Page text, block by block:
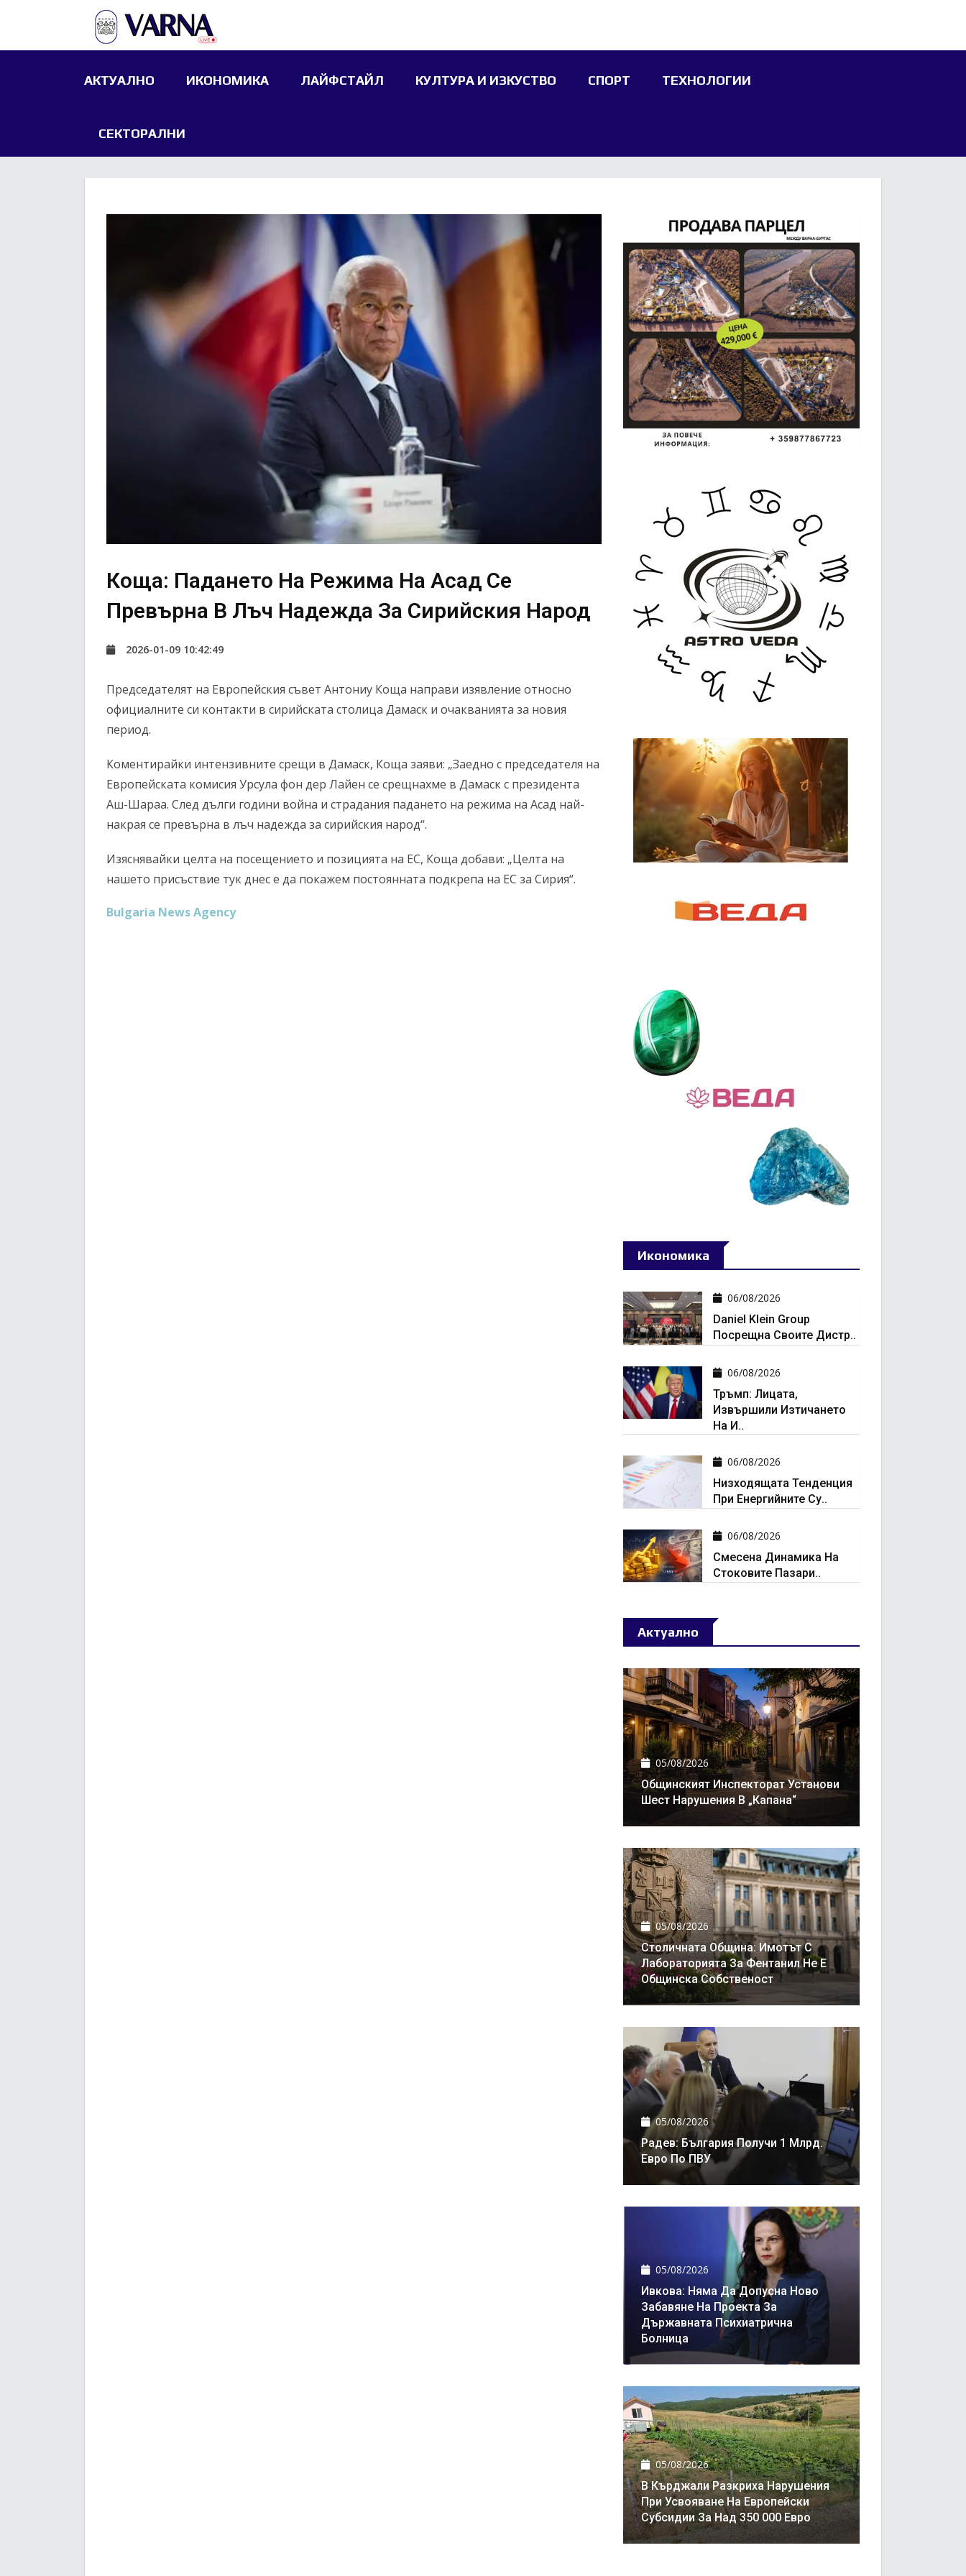
АКТУАЛНО ИКОНОМИКА ЛАЙФСТАЙЛ КУЛТУРА И ИЗКУСТВО СПОРТ ТЕХНОЛОГИИ
СЕКТОРАЛНИ
Коща: Падането На Режима На Асад Се
Превърна В Лъч Надежда За Сирийския Народ
2026-01-09 10:42:49
Председателят на Европейския съвет Антониу Коща направи изявление относно
официалните си контакти в сирийската столица Дамаск и очакванията за новия
период.
Коментирайки интензивните срещи в Дамаск, Коща заяви: „Заедно с председателя на
Европейската комисия Урсула фон дер Лайен се срещнахме в Дамаск с президента
Аш-Шараа. След дълги години война и страдания падането на режима на Асад най-
накрая се превърна в лъч надежда за сирийския народ“.
Изяснявайки целта на посещението и позицията на ЕС, Коща добави: „Целта на
нашето присъствие тук днес е да покажем постоянната подкрепа на ЕС за Сирия“.
Bulgaria News Agency
Икономика
06/08/2026
Daniel Klein Group
Посрещна Своите Дистр..
06/08/2026
Тръмп: Лицата,
Извършили Изтичането
На И..
06/08/2026
Низходящата Тенденция
При Енергийните Су..
06/08/2026
Смесена Динамика На
Стоковите Пазари..
Актуално
05/08/2026
Общинският Инспекторат Установи
Шест Нарушения В „Капана“
05/08/2026
Столичната Община: Имотът С
Лабораторията За Фентанил Не Е
Общинска Собственост
05/08/2026
Радев: България Получи 1 Млрд.
Евро По ПВУ
05/08/2026
Ивкова: Няма Да Допусна Ново
Забавяне На Проекта За
Държавната Психиатрична
Болница
05/08/2026
В Кърджали Разкриха Нарушения
При Усвояване На Европейски
Субсидии За Над 350 000 Евро